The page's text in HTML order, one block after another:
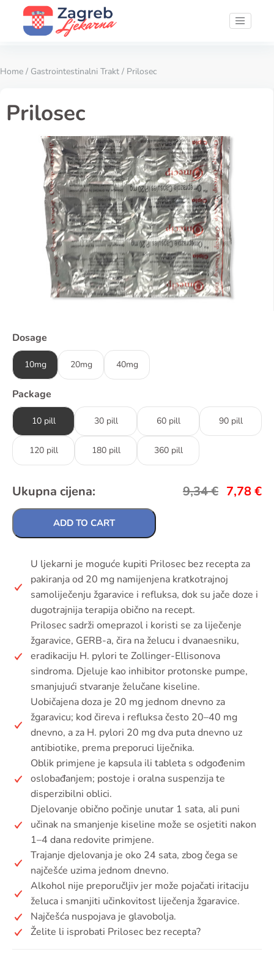
Home / Gastrointestinalni Trakt / Prilosec
Prilosec
Dosage
10mg 20mg 40mg
Package
10 pill 30 pill 60 pill 90 pill
120 pill 180 pill 360 pill
Ukupna cijena: 9,34€ 7,78€
ADD TO CART
U ljekarni je moguće kupiti Prilosec bez recepta za
pakiranja od 20 mg namijenjena kratkotrajnoj
samoliječenju žgaravice i refluksa, dok su jače doze i
dugotrajnija terapija obično na recept.
Prilosec sadrži omeprazol i koristi se za liječenje
žgaravice, GERB-a, čira na želucu i dvanaesniku,
eradikaciju H. pylori te Zollinger-Ellisonova
sindroma. Djeluje kao inhibitor protonske pumpe,
smanjujući stvaranje želučane kiseline.
Uobičajena doza je 20 mg jednom dnevno za
žgaravicu; kod čireva i refluksa često 20–40 mg
dnevno, a za H. pylori 20 mg dva puta dnevno uz
antibiotike, prema preporuci liječnika.
Oblik primjene je kapsula ili tableta s odgođenim
oslobađanjem; postoje i oralna suspenzija te
disperzibilni oblici.
Djelovanje obično počinje unutar 1 sata, ali puni
učinak na smanjenje kiseline može se osjetiti nakon
1–4 dana redovite primjene.
Trajanje djelovanja je oko 24 sata, zbog čega se
najčešće uzima jednom dnevno.
Alkohol nije preporučljiv jer može pojačati iritaciju
želuca i smanjiti učinkovitost liječenja žgaravice.
Najčešća nuspojava je glavobolja.
Želite li isprobati Prilosec bez recepta?